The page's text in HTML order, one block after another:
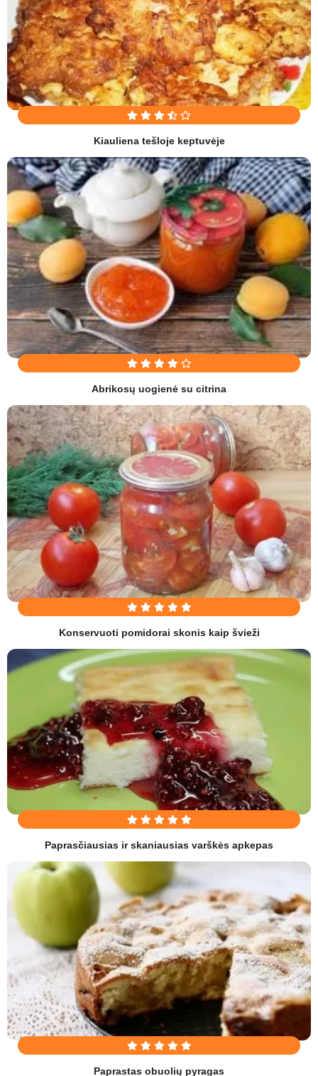
Kiauliena tešloje keptuvėje
Abrikosų uogienė su citrina
Konservuoti pomidorai skonis kaip švieži
Paprasčiausias ir skaniausias varškės apkepas
Paprastas obuolių pyragas